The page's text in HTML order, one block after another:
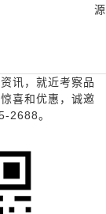
源
讯，就近考察品
喜和优惠，诚邀
2688。